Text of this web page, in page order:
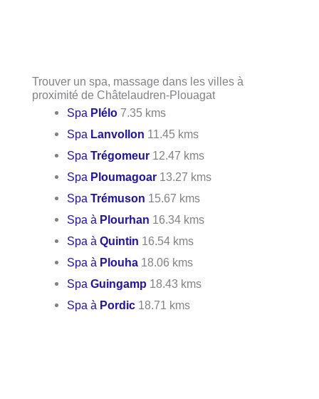
Trouver un spa, massage dans les villes à
proximité de Châtelaudren-Plouagat
Spa Plélo 7.35 kms
Spa Lanvollon 11.45 kms
SpaTrégomeur 12.47 kms
Spa Ploumagoar 13.27 kms
SpaTrémuson 15.67 kms
Spa à Plourhan 16.34 kms
Spa àQuintin 16.54 kms
Spa à Plouha 18.06 kms
SpaGuingamp 18.43 kms
Spa à Pordic 18.71 kms